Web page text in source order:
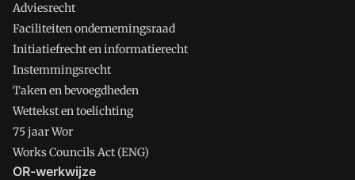
Adviesrecht
Faciliteiten ondernemingsraad
Initiatiefrecht en informatierecht
Instemmingsrecht
Taken en bevoegdheden
Wettekst en toelichting
75 jaar Wor
Works Councils Act (ENG)
OR-werkwijze